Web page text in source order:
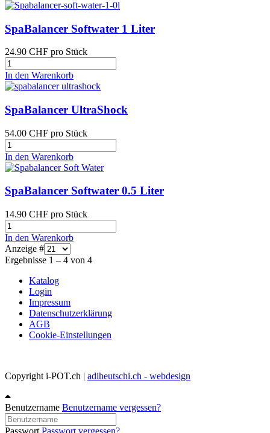
SpaBalancer Softwater 1 Liter
24.90 CHF pro Stück
In den Warenkorb
SpaBalancer UltraShock
54.00 CHF pro Stück
In den Warenkorb
SpaBalancer Softwater 0.5 Liter
14.90 CHF pro Stück
In den Warenkorb
Anzeige #
Ergebnisse 1 – 4 von 4
Katalog
Login
Impressum
Datenschutzerklärung
AGB
Cookie-Einstellungen
Copyright i-POT.ch | adiheutschi.ch - webdesign
Benutzername Benutzername vergessen?